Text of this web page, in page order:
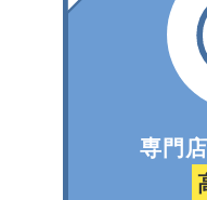
専門